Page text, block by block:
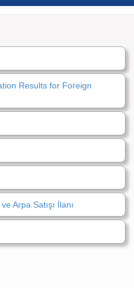
Results for Foreign
Arpa Satışı İlanı